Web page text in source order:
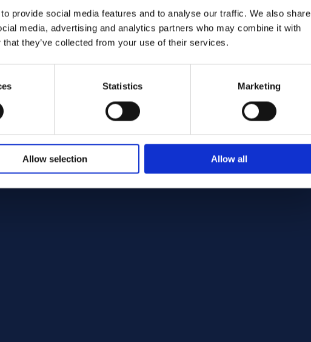
provide social media features and to analyse our traffic. We also share
media, advertising and analytics partners who may combine it with
they’ve collected from your use of their services.
Statistics Marketing
Allow selection Allow all